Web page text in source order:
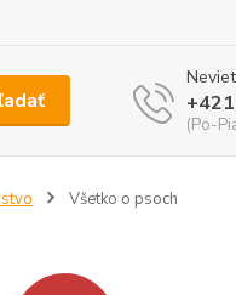
(Po-
Všetko o psoch